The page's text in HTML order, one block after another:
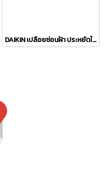
DAIKIN เปลือยซ่อนฝ้า ประหยัดไฟ มาตรฐาน ลมกลาง Middle Static Pressure Duct Non-Inverter FDMNQ FDMRN น้ำยา R410a